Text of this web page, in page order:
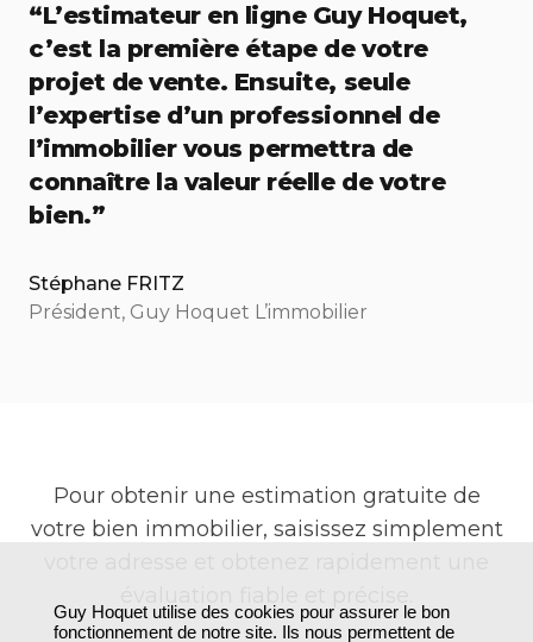
“L’estimateur en ligne Guy Hoquet,
c’est la première étape de votre
projet de vente. Ensuite, seule
l’expertise d’un professionnel de
l’immobilier vous permettra de
connaître la valeur réelle de votre
bien.”
Stéphane FRITZ
Président, Guy Hoquet L’immobilier
Pour obtenir une estimation gratuite de
votre bien immobilier, saisissez simplement
Guy Hoquet utilise des cookies pour assurer le bon
fonctionnement de notre site. Ils nous permettent de